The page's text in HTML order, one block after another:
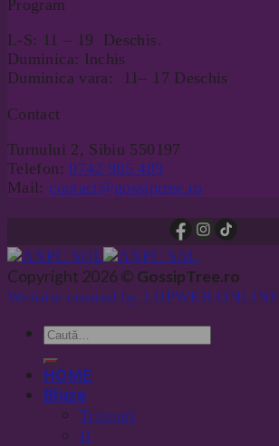
Program
L-S: 11 – 19 Deschis.
Duminica: Inchis
Duminica vara: 11– 17 Deschis
Contact
Turnului 2, Sibiu 550197
Telefon: 0742 985 489
Mail: contact@gossiptree.ro
Copyright 2026 © GossipTree.ro
Website created by LUPWEB ONLINE
HOME
Bluze
Tricouri
II